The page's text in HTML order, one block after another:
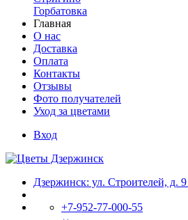
Горбатовка
Главная
О нас
Доставка
Оплата
Контакты
Отзывы
Фото получателей
Уход за цветами
Вход
Дзержинск: ул. Строителей, д.
+7-952-77-000-55